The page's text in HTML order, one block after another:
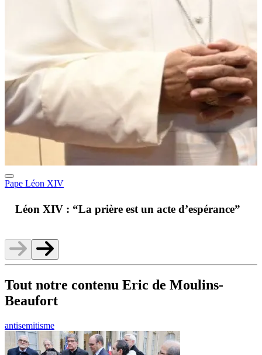
Pape Léon XIV
Léon XIV : “La prière est un acte d’espérance”
Tout notre contenu Eric de Moulins-
Beaufort
antisemitisme